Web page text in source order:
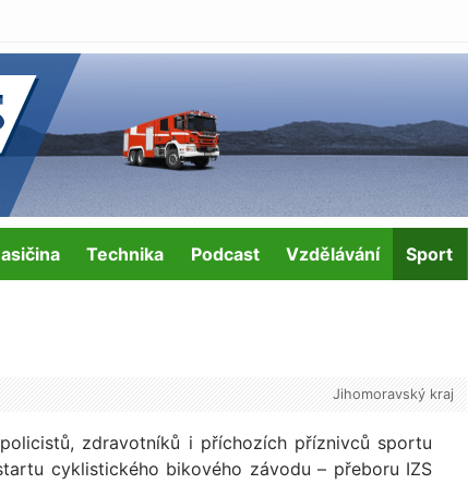
Technika Podcast Vzdělávání Sport
Jihomoravský kraj
zdravotníků i příchozích příznivců sportu
cyklistického bikového závodu – přeboru IZS